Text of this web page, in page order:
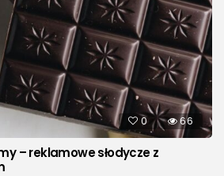
0 66
– reklamowe słodycze z